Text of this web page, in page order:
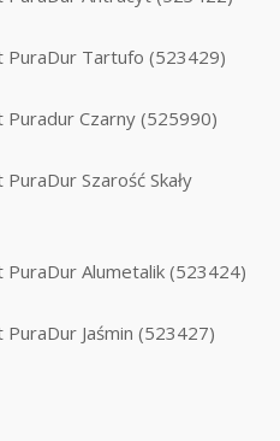
PuraDur Tartufo (523429)
Puradur Czarny (525990)
Szarość Skały
PuraDur Alumetalik (523424)
PuraDur Jaśmin (523427)